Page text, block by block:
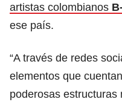
artistas colombianos
ese país.
“A través de redes
elementos que
poderosas estructuras